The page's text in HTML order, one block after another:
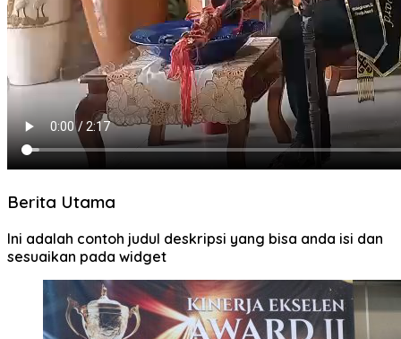
Berita Utama
Ini adalah contoh judul deskripsi yang bisa anda isi dan
sesuaikan pada widget